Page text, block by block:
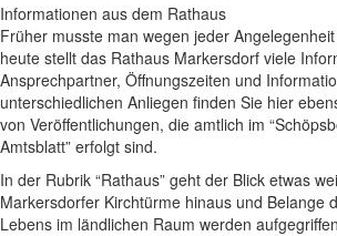
Informationen aus dem Rathaus
Früher musste man wegen jeder Angelegenheit
heute stellt das Rathaus Markersdorf viele
Ansprechpartner, Öffnungszeiten und
unterschiedlichen Anliegen finden Sie hier
von Veröffentlichungen, die amtlich im
Amtsblatt” erfolgt sind.
In der Rubrik “Rathaus” geht der Blick etwas
Markersdorfer Kirchtürme hinaus und Belange
Lebens im ländlichen Raum werden